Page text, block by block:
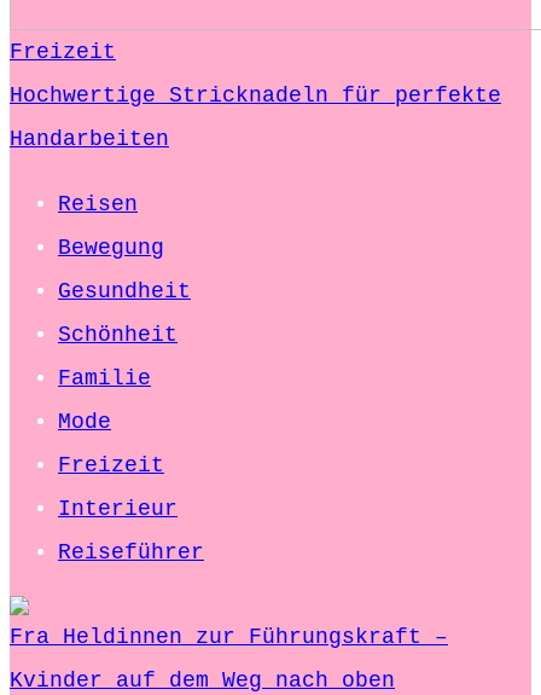
Freizeit
Hochwertige Stricknadeln für perfekte
Handarbeiten
Reisen
Bewegung
Gesundheit
Schönheit
Familie
Mode
Freizeit
Interieur
Reiseführer
Fra Heldinnen zur Führungskraft –
Kvinder auf dem Weg nach oben